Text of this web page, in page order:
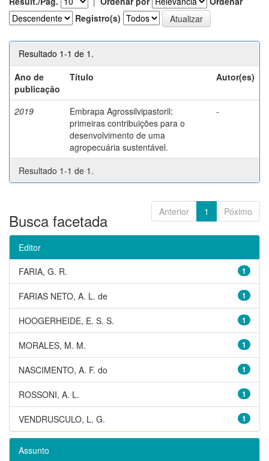
Registro(s)
Resultado 1-1 de 1.
Ano de
publicação
Título Autor(es)
2019
Embrapa Agrossilvipastoril:
primeiras contribuições para o
desenvolvimento de uma
agropecuária sustentável.
-
Resultado 1-1 de 1.
Anterior 1 Póximo
Busca facetada
Editor
1
FARIA, G. R.
1
FARIAS NETO, A. L. de
1
HOOGERHEIDE, E. S. S.
1
MORALES, M. M.
1
NASCIMENTO, A. F. do
1
ROSSONI, A. L.
1
VENDRUSCULO, L. G.
Assunto